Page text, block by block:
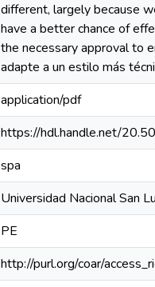
different, largely because
have a better chance of
the necessary approval to
adapte a un estilo más
application/pdf
https://hdl.handle.net/
spa
Universidad Nacional San
PE
http://purl.org/coar/